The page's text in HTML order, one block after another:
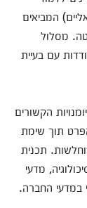
המביאים
מסלול
עם בעיית
הקשורים
תוך שימת
תכנית
מדעי
במדעי החברה.